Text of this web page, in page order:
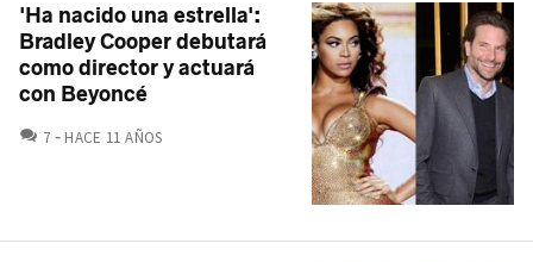
'Ha nacido una estrella':
Bradley Cooper debutará
como director y actuará
con Beyoncé
7 COMENTARIOS
HACE 11 AÑOS